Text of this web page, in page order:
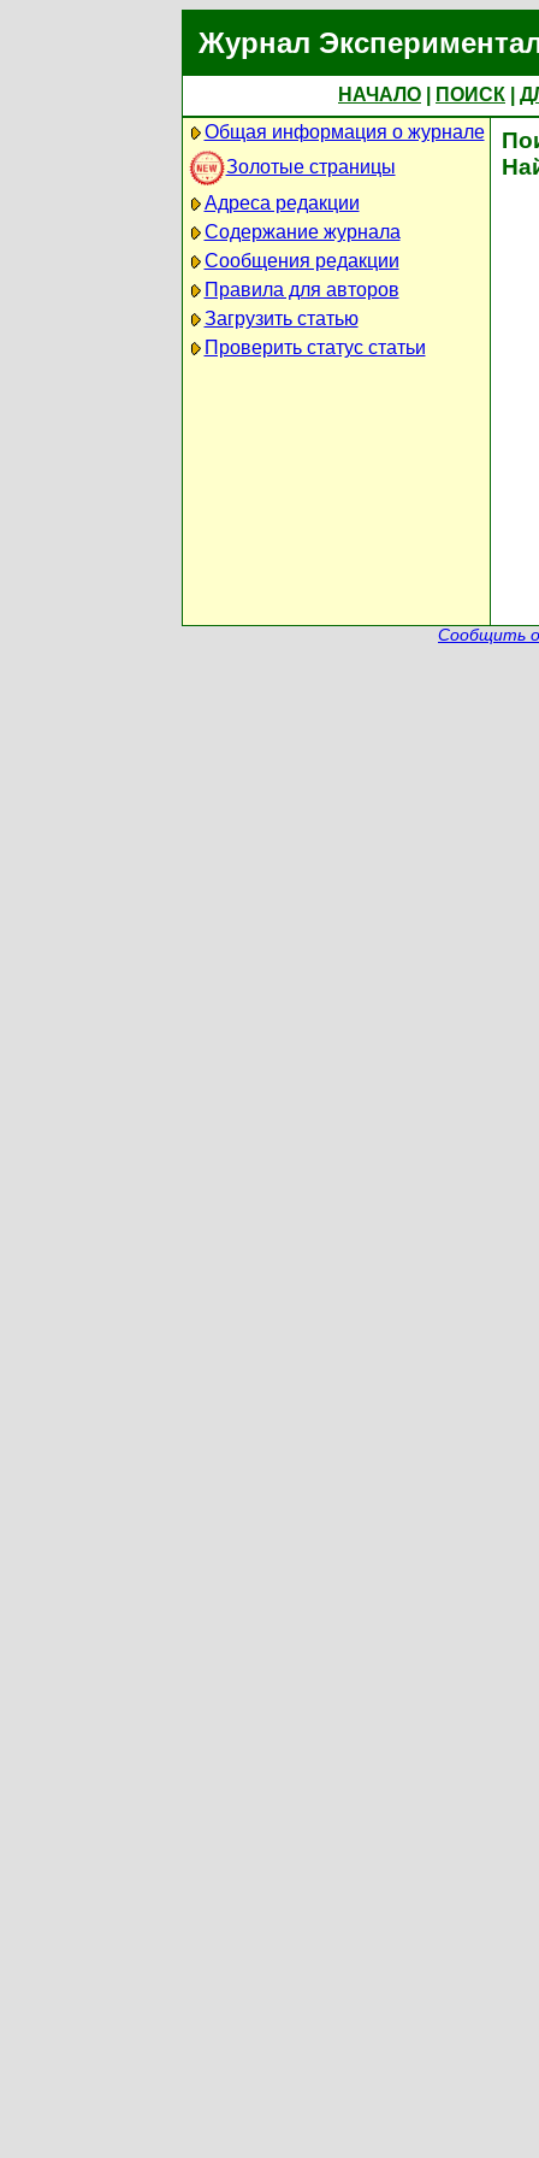
Журнал
НАЧАЛО ПОИСК
Общая информация о журнале
Золотые страницы
Адреса редакции
Содержание журнала
Сообщения редакции
Правила для авторов
Загрузить статью
Проверить статус статьи
Сообщить о